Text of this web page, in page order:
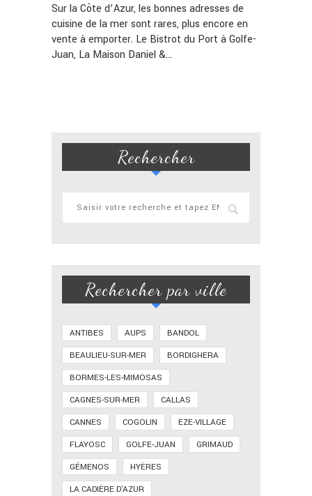
Sur la Côte d’Azur, les bonnes adresses de
cuisine de la mer sont rares, plus encore en
vente à emporter. Le Bistrot du Port à Golfe-
Juan, La Maison Daniel &…
Rechercher
Rechercher par ville
ANTIBES AUPS
BANDOL
BEAULIEU-SUR-MER
BORDIGHERA
BORMES-LES-MIMOSAS
CAGNES-SUR-MER
CALLAS
CANNES
COGOLIN
EZE-VILLAGE
FLAYOSC
GOLFE-JUAN
GRIMAUD
GÉMENOS
HYÈRES
LA CADIÈRE D'AZUR